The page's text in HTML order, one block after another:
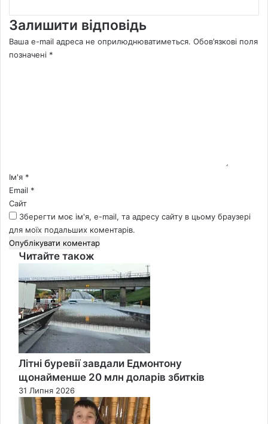
Залишити відповідь
Ваша e-mail адреса не оприлюднюватиметься. Обов’язкові поля
позначені *
*Ім'я *
Email *
Сайт
Зберегти моє ім'я, e-mail, та адресу сайту в цьому браузері
для моїх подальших коментарів.
Читайте також
Літні буревії завдали Едмонтону
щонайменше 20 млн доларів збитків
31 Липня 2026